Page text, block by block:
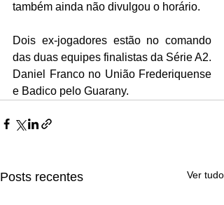
também ainda não divulgou o horário.
Dois ex-jogadores estão no comando
das duas equipes finalistas da Série A2.
Daniel Franco no União Frederiquense
e Badico pelo Guarany.
Posts recentes Ver tudo